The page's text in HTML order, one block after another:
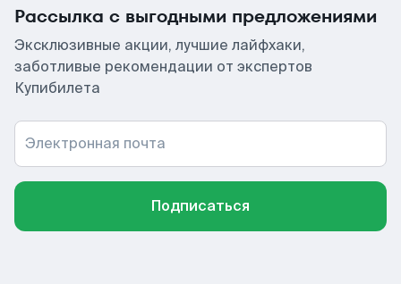
Рассылка с выгодными предложениями
Эксклюзивные акции, лучшие лайфхаки,
заботливые рекомендации от экспертов
Купибилета
Электронная почта
Подписаться